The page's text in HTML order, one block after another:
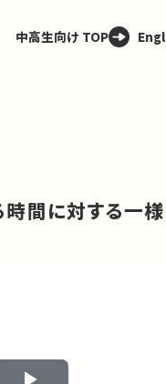
中高生向け TOP
に対する一様